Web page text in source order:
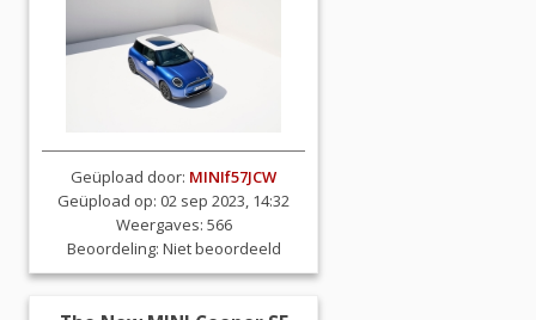
Geüpload door: MINIf57JCW
Geüpload op: 02 sep 2023, 14:32
Weergaves: 566
Beoordeling: Niet beoordeeld